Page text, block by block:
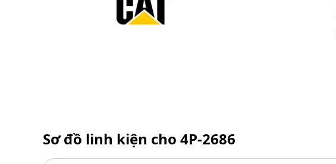
Sơ đồ linh kiện cho 4P-2686